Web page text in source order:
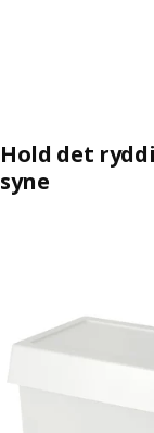
Hold det
syne